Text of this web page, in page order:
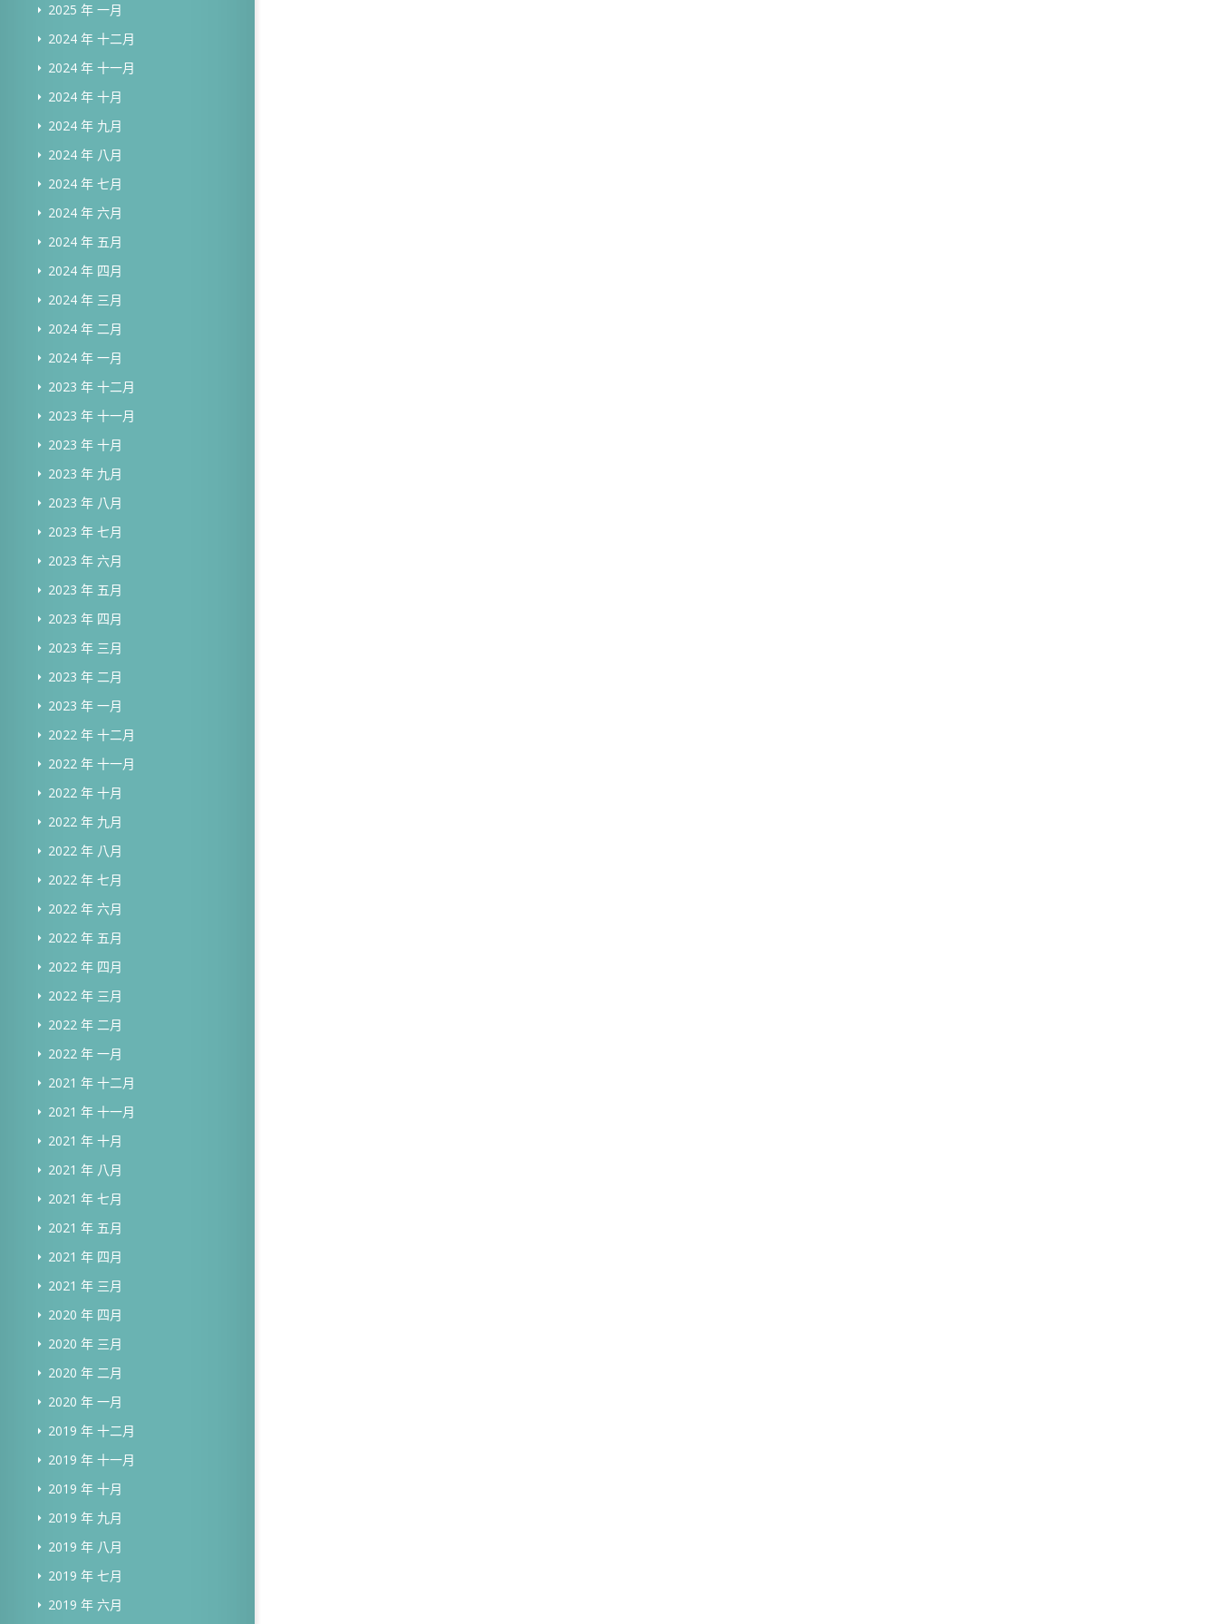
2025 年 一月
2024 年 十二月
2024 年 十一月
2024 年 十月
2024 年 九月
2024 年 八月
2024 年 七月
2024 年 六月
2024 年 五月
2024 年 四月
2024 年 三月
2024 年 二月
2024 年 一月
2023 年 十二月
2023 年 十一月
2023 年 十月
2023 年 九月
2023 年 八月
2023 年 七月
2023 年 六月
2023 年 五月
2023 年 四月
2023 年 三月
2023 年 二月
2023 年 一月
2022 年 十二月
2022 年 十一月
2022 年 十月
2022 年 九月
2022 年 八月
2022 年 七月
2022 年 六月
2022 年 五月
2022 年 四月
2022 年 三月
2022 年 二月
2022 年 一月
2021 年 十二月
2021 年 十一月
2021 年 十月
2021 年 八月
2021 年 七月
2021 年 五月
2021 年 四月
2021 年 三月
2020 年 四月
2020 年 三月
2020 年 二月
2020 年 一月
2019 年 十二月
2019 年 十一月
2019 年 十月
2019 年 九月
2019 年 八月
2019 年 七月
2019 年 六月